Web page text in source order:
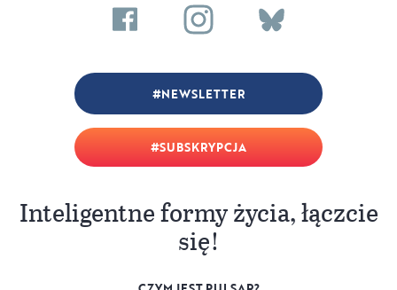
SUBSKRYPCJA
NEWSLETTER
Inteligentne formy życia, łączcie
się!